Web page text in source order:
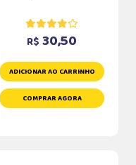
R$ 30,50
ADICIONAR AO CARRINHO
COMPRAR AGORA